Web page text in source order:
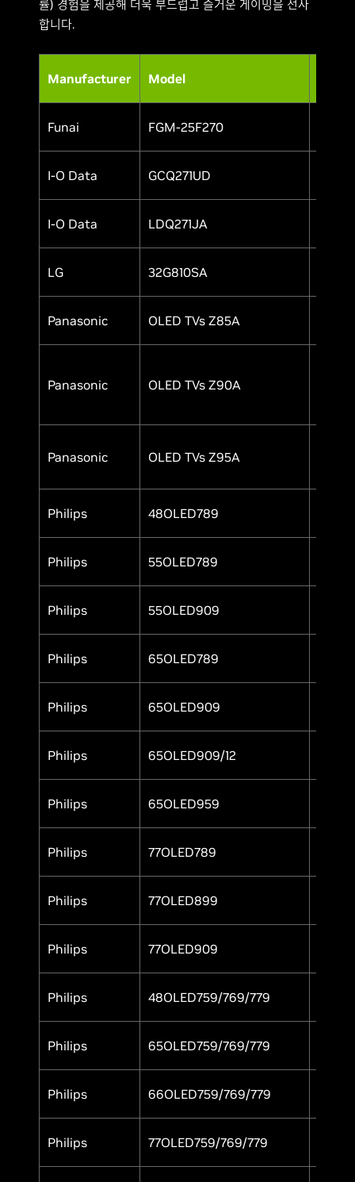
률) 경험을 제공해 더욱 부드럽고 즐거운 게이밍을 선사
합니다.
Manufacturer Model
Funai FGM-25F270
I-O Data GCQ271UD
I-O Data LDQ271JA
LG 32G810SA
Panasonic OLED TVs Z85A
Panasonic OLED TVs Z90A
Panasonic OLED TVs Z95A
Philips 48OLED789
Philips 55OLED789
Philips 55OLED909
Philips 65OLED789
Philips 65OLED909
Philips 65OLED909/12
Philips 65OLED959
Philips 77OLED789
Philips 77OLED899
Philips 77OLED909
Philips 48OLED759/769/779
Philips 65OLED759/769/779
Philips 66OLED759/769/779
Philips 77OLED759/769/779